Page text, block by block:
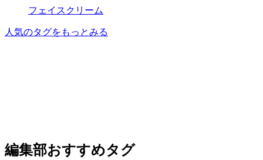
フェイスクリーム
人気のタグをもっとみる
編集部おすすめタグ